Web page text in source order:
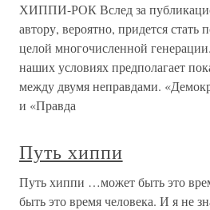
ХИППИ-РОК Вслед за
автору, вероятно, придется стать
целой многочисленной
наших условиях предполагает
между двумя неправдами.
и «Правда
Путь хиппи
Путь хиппи …может быть это
быть это время человека. И я не